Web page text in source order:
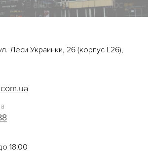
Леси Украинки, 26 (корпус L26),
18:00